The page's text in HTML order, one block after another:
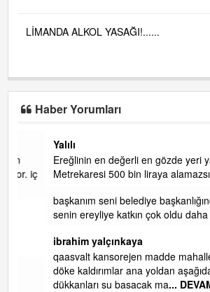
LİMANDA ALKOL YASAĞI!......
Haber Yorumları
Ereğlinin en değerli en gözde yeri yalı
Metrekaresi 500 bin liraya alamazsın.
başkanım seni belediye başkanlığında
senin ereyliye katkın çok oldu daha da
ibrahim yalçınkaya
qaasvalt kansorejen madde mahalle
döke kaldırımlar ana yoldan aşağıda
dükkanları su basacak ma... DEVAMI